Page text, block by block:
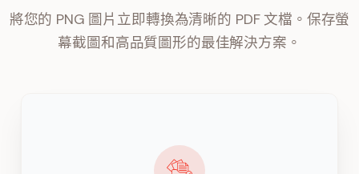
將您的 PNG 圖片立即轉換為清晰的 PDF 文檔。保存螢
幕截圖和高品質圖形的最佳解決方案。